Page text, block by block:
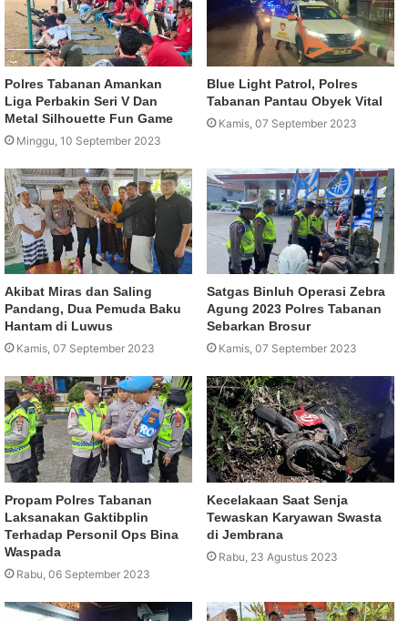
Polres Tabanan Amankan
Liga Perbakin Seri V Dan
Metal Silhouette Fun Game
Minggu, 10 September 2023
Blue Light Patrol, Polres
Tabanan Pantau Obyek Vital
Kamis, 07 September 2023
Akibat Miras dan Saling
Pandang, Dua Pemuda Baku
Hantam di Luwus
Kamis, 07 September 2023
Satgas Binluh Operasi Zebra
Agung 2023 Polres Tabanan
Sebarkan Brosur
Kamis, 07 September 2023
Propam Polres Tabanan
Laksanakan Gaktibplin
Terhadap Personil Ops Bina
Waspada
Rabu, 06 September 2023
Kecelakaan Saat Senja
Tewaskan Karyawan Swasta
di Jembrana
Rabu, 23 Agustus 2023